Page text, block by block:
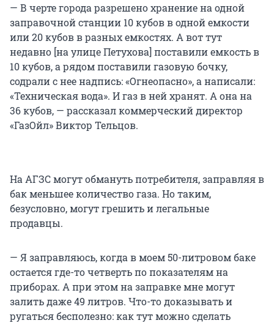
— В черте города разрешено хранение на одной
заправочной станции 10 кубов в одной емкости
или 20 кубов в разных емкостях. А вот тут
недавно [на улице Петухова] поставили емкость в
10 кубов, а рядом поставили газовую бочку,
содрали с нее надпись: «Огнеопасно», а написали:
«Техническая вода». И газ в ней хранят. А она на
36 кубов, — рассказал коммерческий директор
«ГазОйл» Виктор Тельцов.
На АГЗС могут обмануть потребителя, заправляя в
бак меньшее количество газа. Но таким,
безусловно, могут грешить и легальные
продавцы.
— Я заправляюсь, когда в моем 50-литровом баке
остается где-то четверть по показателям на
приборах. А при этом на заправке мне могут
залить даже 49 литров. Что-то доказывать и
ругаться бесполезно: как тут можно сделать